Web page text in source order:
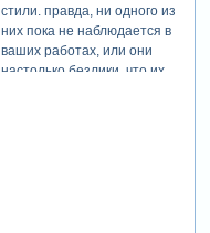
стили. правда, ни одного из
них пока не наблюдается в
ваших работах, или они
настолько безлики, что их